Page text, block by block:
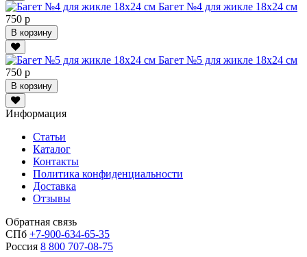
Багет №4 для жикле 18х24 см
750 р
В корзину
Багет №5 для жикле 18х24 см
750 р
В корзину
Информация
Статьи
Каталог
Контакты
Политика конфиденциальности
Доставка
Отзывы
Обратная связь
СПб +7-900-634-65-35
Россия 8 800 707-08-75